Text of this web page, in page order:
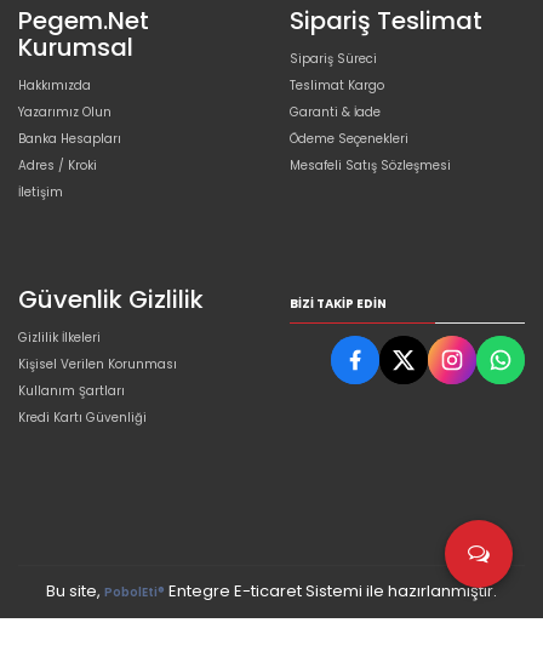
Pegem.Net
Kurumsal
Hakkımızda
Yazarımız Olun
Banka Hesapları
Adres / Kroki
İletişim
Sipariş Teslimat
Sipariş Süreci
Teslimat Kargo
Garanti & İade
Ödeme Seçenekleri
Mesafeli Satış Sözleşmesi
Güvenlik Gizlilik
Gizlilik İlkeleri
Kişisel Verilen Korunması
Kullanım Şartları
Kredi Kartı Güvenliği
BIZI TAKIP EDIN
Bu site, PobolEti® Entegre E-ticaret Sistemi ile hazırlanmıştır.